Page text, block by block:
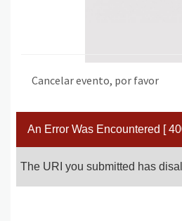
Cancelar evento, por favor